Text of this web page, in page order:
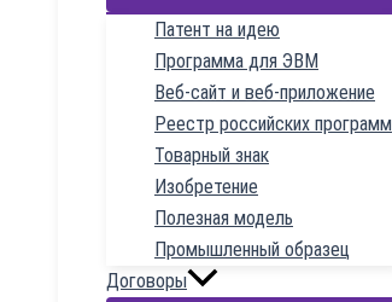
Патент на идею
Программа для ЭВМ
Веб-сайт и веб-приложение
Реестр российских программ
Товарный знак
Изобретение
Полезная модель
Промышленный образец
Договоры